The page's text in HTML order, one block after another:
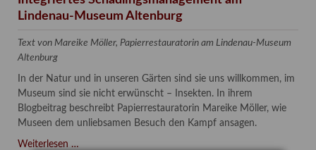
Lindenau-Museum Altenburg
Text von Mareike Möller, Papierrestauratorin am Lindenau-Museum
Altenburg
In der Natur und in unseren Gärten sind sie uns willkommen, im
Museum sind sie nicht erwünscht – Insekten. In ihrem
Blogbeitrag beschreibt Papierrestauratorin Mareike Möller, wie
Museen dem unliebsamen Besuch den Kampf ansagen.
Weiterlesen …Der